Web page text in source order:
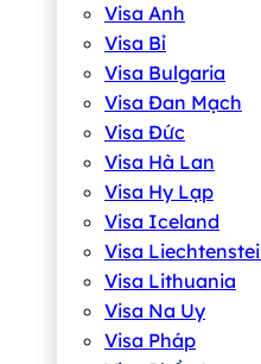
Visa Anh
Visa Bỉ
Visa Bulgaria
Visa Đan Mạch
Visa Đức
Visa Hà Lan
Visa Hy Lạp
Visa Iceland
Visa
Visa Lithuania
Visa Na Uy
Visa Pháp